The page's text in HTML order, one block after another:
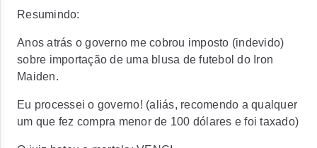
Resumindo:
Anos atrás o governo me cobrou imposto (indevido)
sobre importação de uma blusa de futebol do Iron
Maiden.
Eu processei o governo! (aliás, recomendo a qualquer
um que fez compra menor de 100 dólares e foi taxado)